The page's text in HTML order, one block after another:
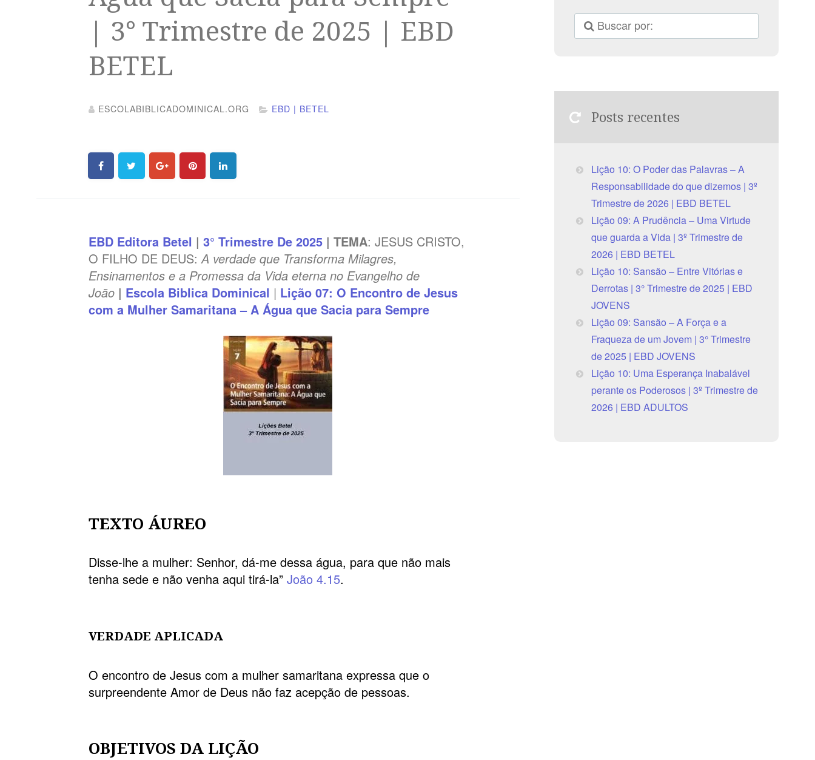
| 3° Trimestre de 2025 | EBD
BETEL
ESCOLABIBLICADOMINICAL.ORG EBD | BETEL
EBD Editora Betel |3° Trimestre De 2025 | TEMA: JESUS CRISTO,
O FILHO DE DEUS:A verdade que Transforma Milagres,
Ensinamentos e a Promessa da Vida eterna no Evangelho de
João | Escola Biblica Dominical | Lição 07: O Encontro de Jesus
com a Mulher Samaritana – A Água que Sacia para Sempre
TEXTO ÁUREO
Disse-lhe a mulher: Senhor, dá-me dessa água, para que não mais
tenha sede e não venha aqui tirá-la”João 4.15.
VERDADE APLICADA
O encontro de Jesus com a mulher samaritana expressa que o
surpreendente Amor de Deus não faz acepção de pessoas.
OBJETIVOS DA LIÇÃO
Posts recentes
Lição 10: O Poder das Palavras – A
Responsabilidade do que dizemos | 3º
Trimestre de 2026 | EBD BETEL
Lição 09: A Prudência – Uma Virtude
que guarda a Vida | 3º Trimestre de
2026 | EBD BETEL
Lição 10: Sansão – Entre Vitórias e
Derrotas | 3° Trimestre de 2025 | EBD
JOVENS
Lição 09: Sansão – A Força e a
Fraqueza de um Jovem | 3° Trimestre
de 2025 | EBD JOVENS
Lição 10: Uma Esperança Inabalável
perante os Poderosos | 3º Trimestre de
2026 | EBD ADULTOS